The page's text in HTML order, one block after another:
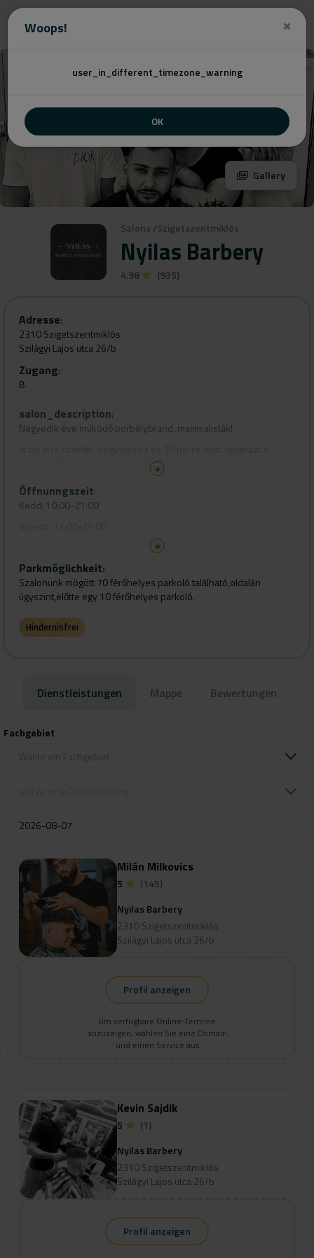
Woops!
user_in_different_timezone_warning
OK
Salons /Szigetszentmiklós
Nyilas Barbery
4.98 (935)
Gallery
Adresse:
2310 Szigetszentmiklós
Szilágyi Lajos utca 26/b
Zugang:
B
salon_description:
Negyedik éve müködő borbélybrand, maximalisták!
frizurát, stílust kapod mint az előző három vendég.
Alapszempontunk az igényesség a stlílus, jó hangulat és a
minőség .
Lehetsz a klasszikus formák kedvelője vagy az új still
megszállottja, nálunk meg fogod találni a hozzád illő fazont!!
Öffnunngszeit:
Kedd: 10:00-21:00
Péntek: 10:00-21:00
Szombat: 11:00 19:00
Parkmöglichkeit:
Szalonunk mögött 70 férőhelyes parkoló található,oldalán
úgyszint,előtte egy 10 férőhelyes parkoló.
Hindernisfrei
Dienstleistungen Mappe Bewertungen
Fachgebiet
Profil anzeigen
Um verfügbare Online-Termine
anzuzeigen, wählen Sie eine Domain
und einen Service aus
Milán Milkovics
5
(145)
Nyilas Barbery
2310 Szigetszentmiklós
Szilágyi Lajos utca 26/b
Profil anzeigen
Kevin Sajdik
5
(1)
Nyilas Barbery
2310 Szigetszentmiklós
Szilágyi Lajos utca 26/b